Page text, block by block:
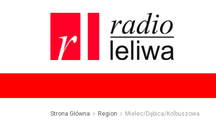
Strona Główna Region Mielec/Dębica/Kolbuszowa